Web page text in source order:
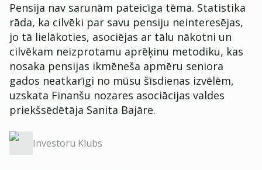
Pensija nav sarunām pateicīga tēma. Statistika
rāda, ka cilvēki par savu pensiju neinteresējas,
jo tā lielākoties, asociējas ar tālu nākotni un
cilvēkam neizprotamu aprēķinu metodiku, kas
nosaka pensijas ikmēneša apmēru seniora
gados neatkarīgi no mūsu šīsdienas izvēlēm,
uzskata Finanšu nozares asociācijas valdes
priekšsēdētāja Sanita Bajāre.
Investoru Klubs